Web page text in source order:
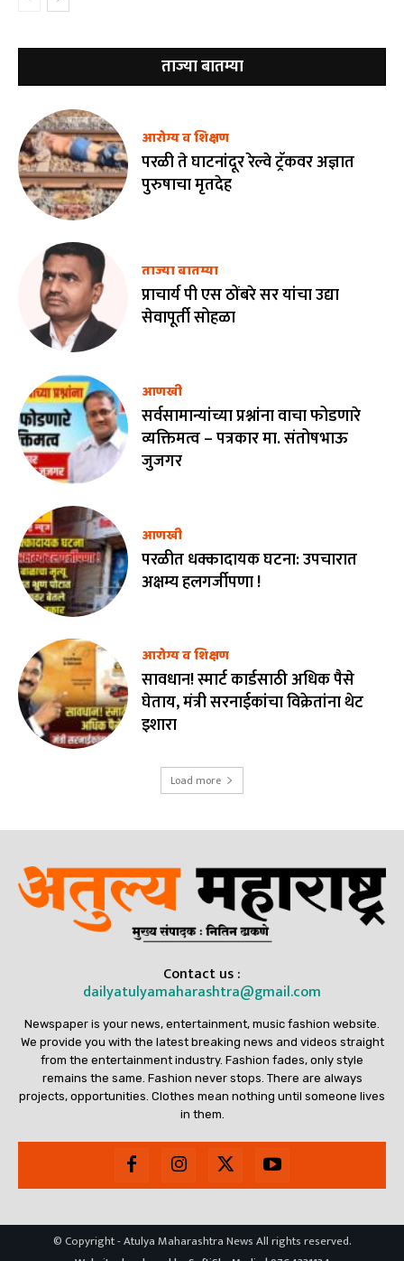
ताज्या बातम्या
आरोग्य व शिक्षण
परळी ते घाटनांदूर रेल्वे ट्रॅकवर अज्ञात
पुरुषाचा मृतदेह
ताज्या बातम्या
प्राचार्य पी एस ठोंबरे सर यांचा उद्या
सेवापूर्ती सोहळा
आणखी
सर्वसामान्यांच्या प्रश्नांना वाचा फोडणारे
व्यक्तिमत्व – पत्रकार मा. संतोषभाऊ
जुजगर
आणखी
परळीत धक्कादायक घटना: उपचारात
अक्षम्य हलगर्जीपणा !
आरोग्य व शिक्षण
सावधान! स्मार्ट कार्डसाठी अधिक पैसे
घेताय, मंत्री सरनाईकांचा विक्रेतांना थेट
इशारा
Load more
Contact us :
dailyatulyamaharashtra@gmail.com
Newspaper is your news, entertainment, music fashion website.
We provide you with the latest breaking news and videos straight
from the entertainment industry. Fashion fades, only style
remains the same. Fashion never stops. There are always
projects, opportunities. Clothes mean nothing until someone lives
in them.
© Copyright - Atulya Maharashtra News All rights reserved.